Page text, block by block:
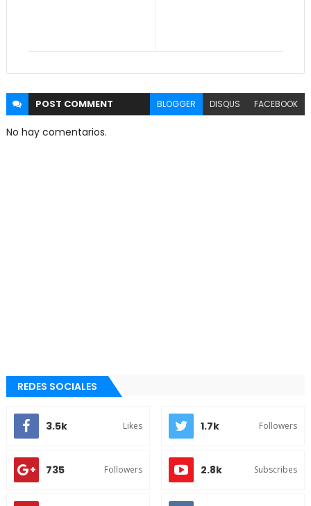
POST COMMENT BLOGGER DISQUS FACEBOOK
No hay comentarios.
REDES SOCIALES
3.5k Likes 1.7k Followers
735 Followers 2.8k Subscribes